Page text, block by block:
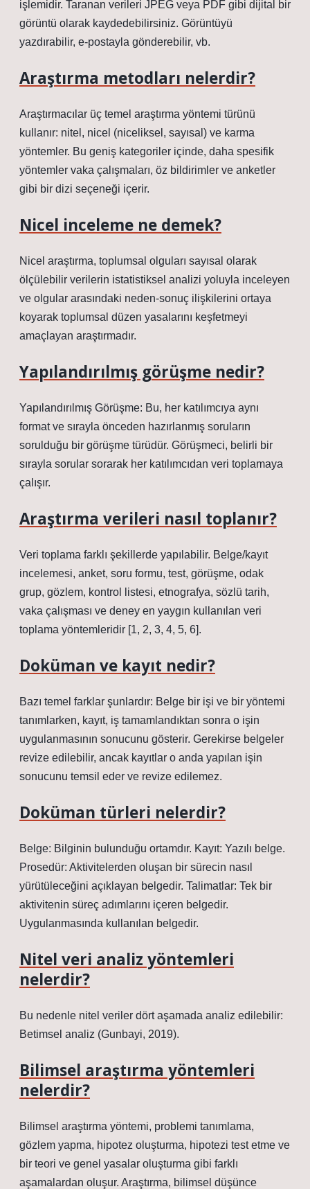
işlemidir. Taranan verileri JPEG veya PDF gibi dijital bir
görüntü olarak kaydedebilirsiniz. Görüntüyü
yazdırabilir, e-postayla gönderebilir, vb.
Araştırma metodları nelerdir?
Araştırmacılar üç temel araştırma yöntemi türünü
kullanır: nitel, nicel (niceliksel, sayısal) ve karma
yöntemler. Bu geniş kategoriler içinde, daha spesifik
yöntemler vaka çalışmaları, öz bildirimler ve anketler
gibi bir dizi seçeneği içerir.
Nicel inceleme ne demek?
Nicel araştırma, toplumsal olguları sayısal olarak
ölçülebilir verilerin istatistiksel analizi yoluyla inceleyen
ve olgular arasındaki neden-sonuç ilişkilerini ortaya
koyarak toplumsal düzen yasalarını keşfetmeyi
amaçlayan araştırmadır.
Yapılandırılmış görüşme nedir?
Yapılandırılmış Görüşme: Bu, her katılımcıya aynı
format ve sırayla önceden hazırlanmış soruların
sorulduğu bir görüşme türüdür. Görüşmeci, belirli bir
sırayla sorular sorarak her katılımcıdan veri toplamaya
çalışır.
Araştırma verileri nasıl toplanır?
Veri toplama farklı şekillerde yapılabilir. Belge/kayıt
incelemesi, anket, soru formu, test, görüşme, odak
grup, gözlem, kontrol listesi, etnografya, sözlü tarih,
vaka çalışması ve deney en yaygın kullanılan veri
toplama yöntemleridir [1, 2, 3, 4, 5, 6].
Doküman ve kayıt nedir?
Bazı temel farklar şunlardır: Belge bir işi ve bir yöntemi
tanımlarken, kayıt, iş tamamlandıktan sonra o işin
uygulanmasının sonucunu gösterir. Gerekirse belgeler
revize edilebilir, ancak kayıtlar o anda yapılan işin
sonucunu temsil eder ve revize edilemez.
Doküman türleri nelerdir?
Belge: Bilginin bulunduğu ortamdır. Kayıt: Yazılı belge.
Prosedür: Aktivitelerden oluşan bir sürecin nasıl
yürütüleceğini açıklayan belgedir. Talimatlar: Tek bir
aktivitenin süreç adımlarını içeren belgedir.
Uygulanmasında kullanılan belgedir.
Nitel veri analiz yöntemleri
nelerdir?
Bu nedenle nitel veriler dört aşamada analiz edilebilir:
Betimsel analiz (Gunbayi, 2019).
Bilimsel araştırma yöntemleri
nelerdir?
Bilimsel araştırma yöntemi, problemi tanımlama,
gözlem yapma, hipotez oluşturma, hipotezi test etme ve
bir teori ve genel yasalar oluşturma gibi farklı
aşamalardan oluşur. Araştırma, bilimsel düşünce